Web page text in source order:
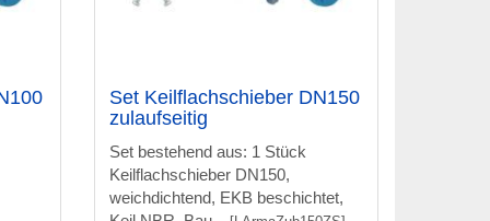
Set Keilflachschieber DN150
zulaufseitig
Set bestehend aus: 1 Stück
Keilflachschieber DN150,
weichdichtend, EKB beschichtet,